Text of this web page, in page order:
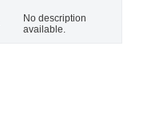
No description
available.